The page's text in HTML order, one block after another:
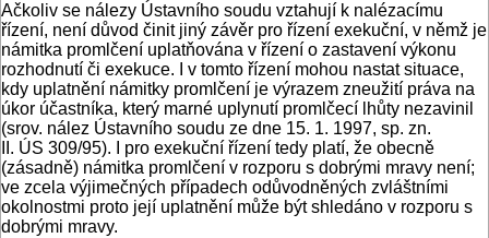
Ačkoliv se nálezy Ústavního soudu vztahují k nalézacímu
řízení, není důvod činit jiný závěr pro řízení exekuční, v němž je
námitka promlčení uplatňována v řízení o zastavení výkonu
rozhodnutí či exekuce. I v tomto řízení mohou nastat situace,
kdy uplatnění námitky promlčení je výrazem zneužití práva na
úkor účastníka, který marné uplynutí promlčecí lhůty nezavinil
(srov. nález Ústavního soudu ze dne 15. 1. 1997, sp. zn.
II. ÚS 309/95). I pro exekuční řízení tedy platí, že obecně
(zásadně) námitka promlčení v rozporu s dobrými mravy není;
ve zcela výjimečných případech odůvodněných zvláštními
okolnostmi proto její uplatnění může být shledáno v rozporu s
dobrými mravy.